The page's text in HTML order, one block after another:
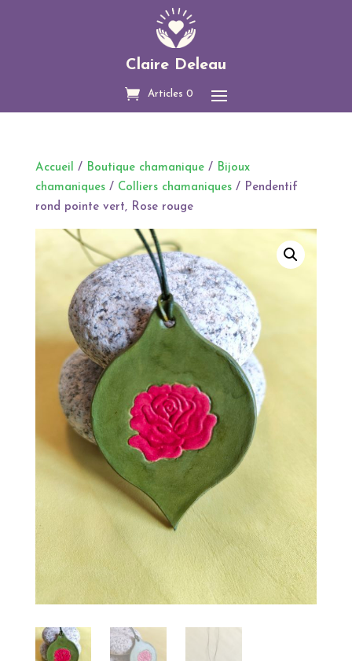
Claire Deleau
Articles 0
Accueil / Boutique chamanique/ Bijoux
chamaniques/ Colliers chamaniques/ Pendentif
rond pointe vert, Rose rouge